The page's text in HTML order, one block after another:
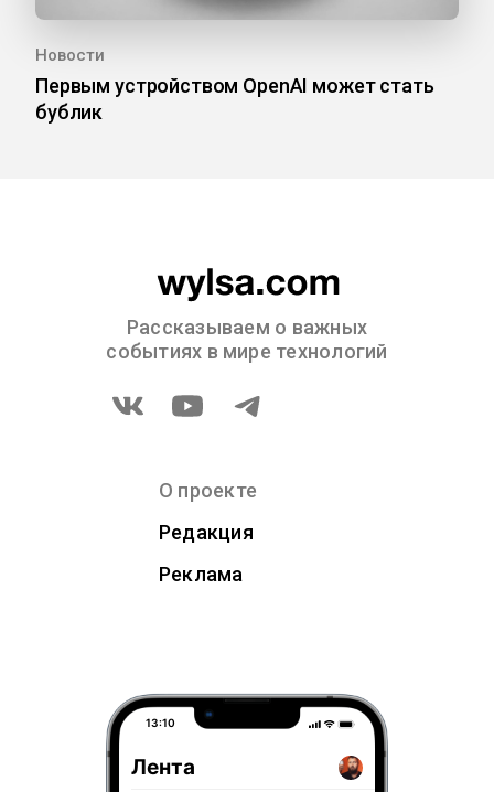
Новости
Первым устройством OpenAI может стать
бублик
Рассказываем о важных
событиях в мире технологий
О проекте
Редакция
Реклама
13:10
Лента